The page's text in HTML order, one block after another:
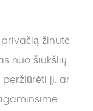
žinutė
nuo šiukšlių.
jį. ar